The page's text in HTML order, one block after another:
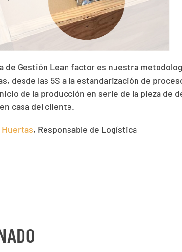
de Gestión Lean factor es nuestra
desde las 5S a la estandarización de
de la producción en serie de la pieza de
casa del cliente.
, Responsable de Logística